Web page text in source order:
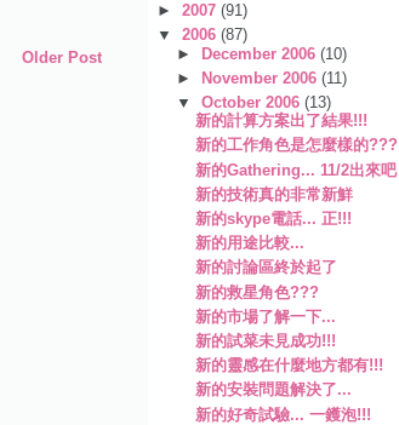
Older Post
►2007(91)
▼2006(87)
► December 2006 (10)
►
November 2006 (11)
▼ October 2006 (13)
新的計算方案出了結果!!!
新的工作角色是怎麼樣的???
新的Gathering... 11/2出來吧
新的技術真的非常新鮮
新的skype電話... 正!!!
新的用途比較...
新的討論區終於起了
新的救星角色???
新的市場了解一下...
新的試菜未見成功!!!
新的靈感在什麼地方都有!!!
新的安裝問題解決了...
新的好奇試驗... 一鑊泡!!!